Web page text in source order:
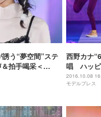
う“夢空間”ステ
拍手喝采＜
W＞
西野カナ
唱 ハッピ
2016.10.08
モデルプレス